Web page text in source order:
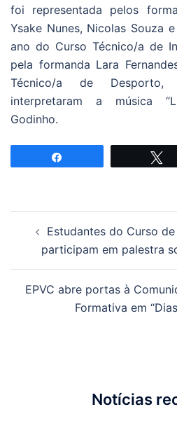
foi representada pelos
Ysake Nunes, Nicolas Souza
ano do Curso Técnico/a de
pela formanda Lara
Técnico/a de
interpretaram a música
Godinho.
artigos
Estudantes do Curso
participam em palestra
EPVC abre portas à
Formativa em
Notícias